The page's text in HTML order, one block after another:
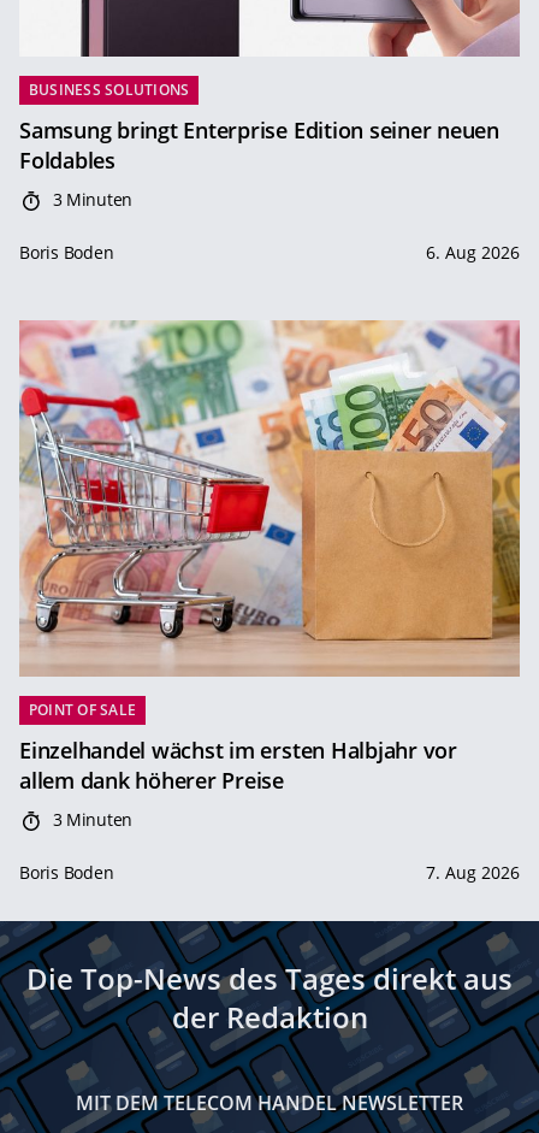
BUSINESS SOLUTIONS
Samsung bringt Enterprise Edition seiner neuen
Foldables
3 Minuten
Boris Boden 6. Aug 2026
POINT OF SALE
Einzelhandel wächst im ersten Halbjahr vor
allem dank höherer Preise
3 Minuten
Boris Boden 7. Aug 2026
Die Top-News des Tages direkt aus
der Redaktion
MIT DEM TELECOM HANDEL NEWSLETTER